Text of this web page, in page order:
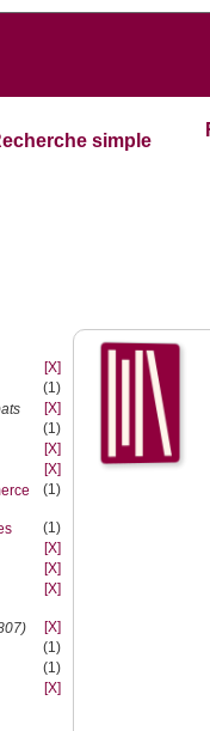
simple
[X]
(1)
[X]
(1)
[X]
[X]
(1)
(1)
[X]
[X]
[X]
[X]
(1)
(1)
[X]